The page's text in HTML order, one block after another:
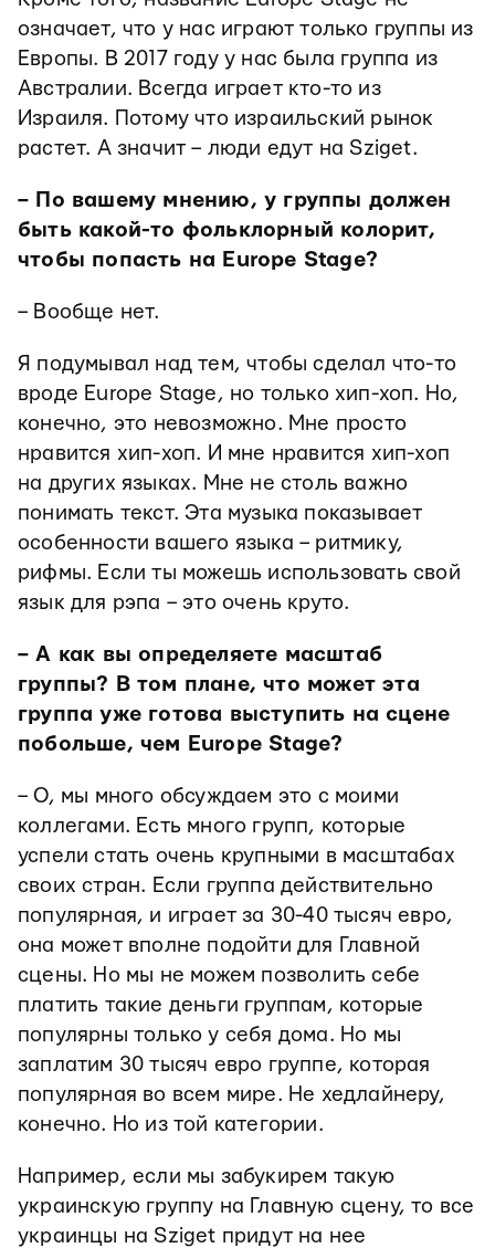
означает, что у нас играют только группы из
Европы. В 2017 году у нас была группа из
Австралии. Всегда играет кто-то из
Израиля. Потому что израильский рынок
растет. А значит – люди едут на Sziget.
– По вашему мнению, у группы должен
быть какой-то фольклорный колорит,
чтобы попасть на Europe Stage?
– Вообще нет.
Я подумывал над тем, чтобы сделал что-то
вроде Europe Stage, но только хип-хоп. Но,
конечно, это невозможно. Мне просто
нравится хип-хоп. И мне нравится хип-хоп
на других языках. Мне не столь важно
понимать текст. Эта музыка показывает
особенности вашего языка – ритмику,
рифмы. Если ты можешь использовать свой
язык для рэпа – это очень круто.
– А как вы определяете масштаб
группы? В том плане, что может эта
группа уже готова выступить на сцене
побольше, чем Europe Stage?
– О, мы много обсуждаем это с моими
коллегами. Есть много групп, которые
успели стать очень крупными в масштабах
своих стран. Если группа действительно
популярная, и играет за 30-40 тысяч евро,
она может вполне подойти для Главной
сцены. Но мы не можем позволить себе
платить такие деньги группам, которые
популярны только у себя дома. Но мы
заплатим 30 тысяч евро группе, которая
популярная во всем мире. Не хедлайнеру,
конечно. Но из той категории.
Например, если мы забукирем такую
украинскую группу на Главную сцену, то все
украинцы на Sziget придут на нее